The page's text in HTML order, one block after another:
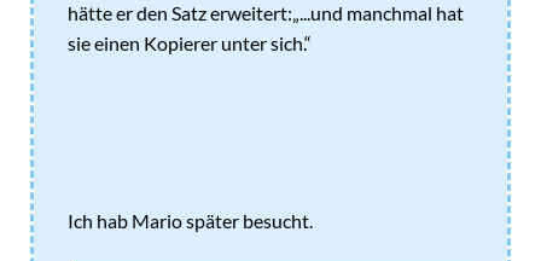
hätte er den Satz erweitert:„...und manchmal hat
sie einen Kopierer unter sich.“
Ich hab Mario später besucht.